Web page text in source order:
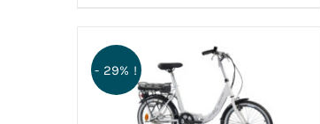
- 29% !